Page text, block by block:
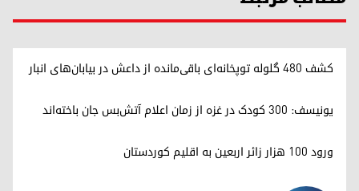
کشف ۴۸۰ گلوله توپخانه‌ای باقی‌مانده از داعش در بیابان‌های انبار
یونیسف: ۳۰۰ کودک در غزه از زمان اعلام آتش‌بس جان باخته‌اند
ورود ۱۰۰ هزار زائر اربعین به اقلیم کوردستان